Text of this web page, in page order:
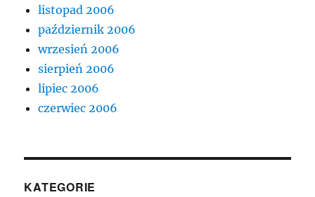
listopad 2006
październik 2006
wrzesień 2006
sierpień 2006
lipiec 2006
czerwiec 2006
KATEGORIE